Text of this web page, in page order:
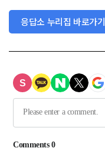
응답소 누리집 바로가기